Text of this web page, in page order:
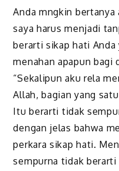
Anda mngkin bertanya
saya harus menjadi
berarti sikap hati Anda
menahan apapun bagi
“Sekalipun aku rela
Allah, bagian yang
Itu berarti tidak
dengan jelas bahwa
perkara sikap hati.
sempurna tidak berarti